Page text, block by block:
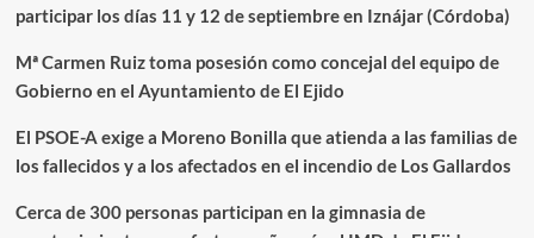
participar los días 11 y 12 de septiembre en Iznájar (Córdoba)
Mª Carmen Ruiz toma posesión como concejal del equipo de
Gobierno en el Ayuntamiento de El Ejido
El PSOE-A exige a Moreno Bonilla que atienda a las familias de
los fallecidos y a los afectados en el incendio de Los Gallardos
Cerca de 300 personas participan en la gimnasia de